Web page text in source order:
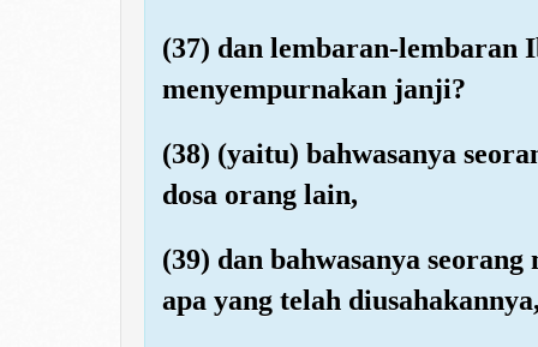
(37) dan lembaran-lembaran
menyempurnakan janji?
(38) (yaitu) bahwasanya
dosa orang lain,
(39) dan bahwasanya
apa yang telah